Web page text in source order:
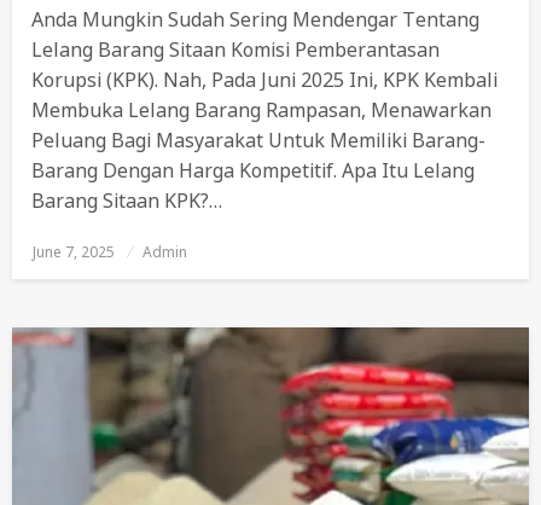
Anda Mungkin Sudah Sering Mendengar Tentang
Lelang Barang Sitaan Komisi Pemberantasan
Korupsi (KPK). Nah, Pada Juni 2025 Ini, KPK Kembali
Membuka Lelang Barang Rampasan, Menawarkan
Peluang Bagi Masyarakat Untuk Memiliki Barang-
Barang Dengan Harga Kompetitif. Apa Itu Lelang
Barang Sitaan KPK?…
Posted
June 7, 2025 Admin